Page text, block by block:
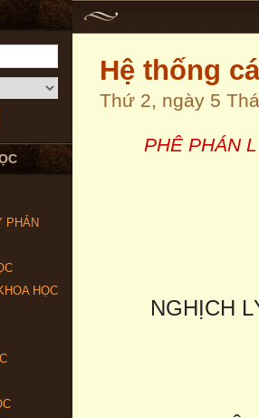
PHẢN
HỌC
Hệ thống
Thứ 2, ngày 5
PHÊ PHÁN
NGHỊCH